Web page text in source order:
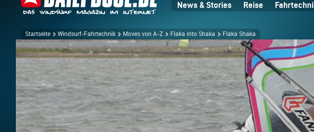
News & Stories Reise
Startseite Windsurf-Fahrtechnik Moves von A-Z Flaka into Shaka Flaka Shaka